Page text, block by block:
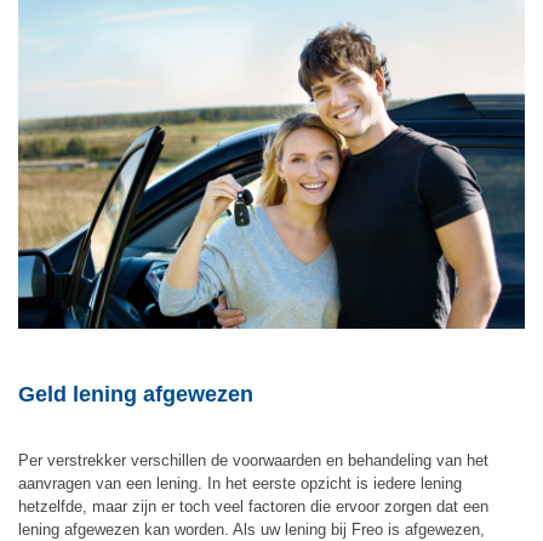
Geld lening afgewezen
Per verstrekker verschillen de voorwaarden en behandeling van het
aanvragen van een lening. In het eerste opzicht is iedere lening
hetzelfde, maar zijn er toch veel factoren die ervoor zorgen dat een
lening afgewezen kan worden. Als uw lening bij Freo is afgewezen,